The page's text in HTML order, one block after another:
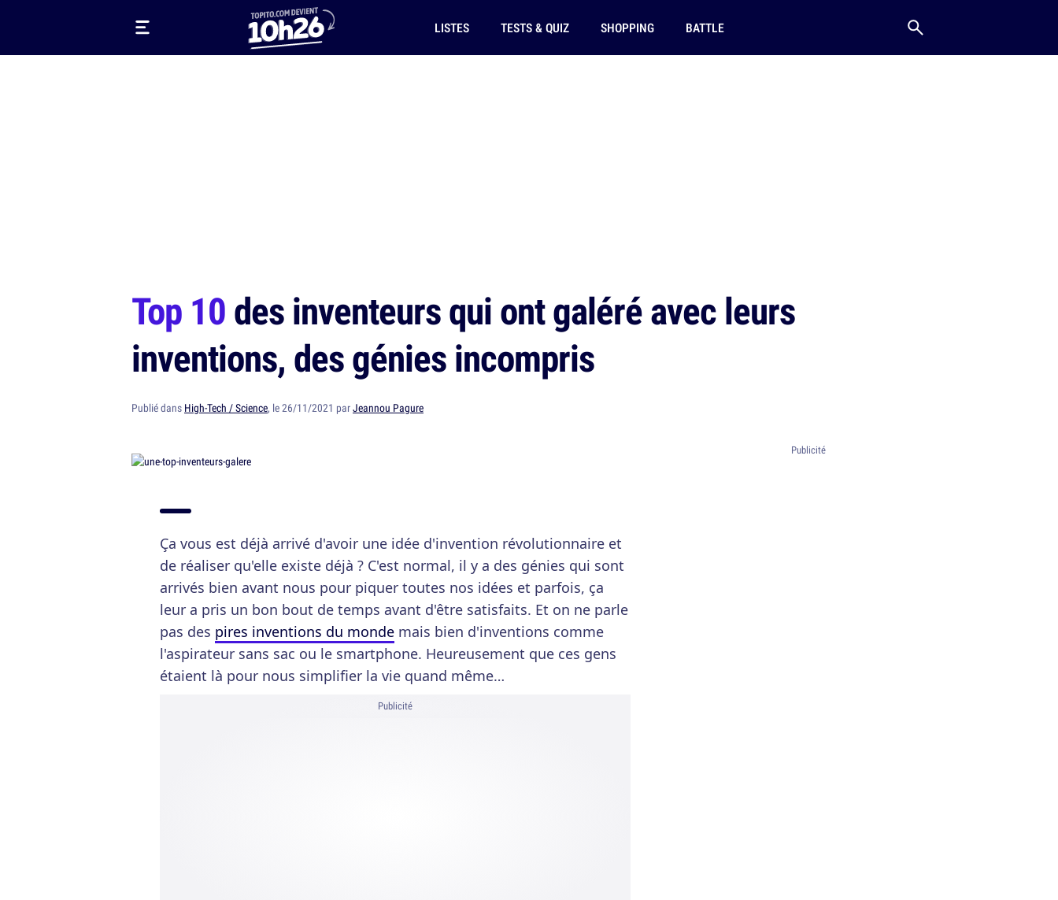
LISTES TESTS & QUIZ SHOPPING BATTLE
Top 10des inventeurs qui ont galéré avec leurs
inventions, des génies incompris
Publié dans High-Tech / Science, le 26/11/2021 parJeannou Pagure
Ça vous est déjà arrivé d'avoir une idée d'invention révolutionnaire et
de réaliser qu'elle existe déjà ? C'est normal, il y a des génies qui sont
arrivés bien avant nous pour piquer toutes nos idées et parfois, ça
leur a pris un bon bout de temps avant d'être satisfaits. Et on ne parle
pas des pires inventions du monde mais bien d'inventions comme
l'aspirateur sans sac ou le smartphone. Heureusement que ces gens
étaient là pour nous simplifier la vie quand même…
Publicité